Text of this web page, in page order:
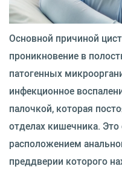
Основной причиной
проникновение в
патогенных
инфекционное
палочкой, которая
отделах кишечника.
расположением
преддверии которого